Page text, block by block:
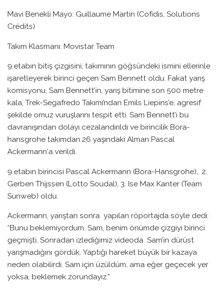
Mavi Benekli Mayo: Guillaume Martin (Cofidis, Solutions
Crédits)
Takım Klasmanı: Movistar Team
9.etabın bitiş çizgisini, takımının göğsündeki ismini ellerinle
işaretleyerek birinci geçen Sam Bennett oldu. Fakat yarış
komisyonu, Sam Bennett’in, yarış bitimine son 500 metre
kala, Trek-Segafredo Takımı’ndan Emils Liepins’e, agresif
şekilde omuz vuruşlarını tespit etti. Sam Bennett’i bu
davranışından dolayı cezalandırıldı ve birincilik Bora-
hansgrohe takımdan 26 yaşındaki Alman Pascal
Ackermann‘a verildi.
9.etabın birincisi Pascal Ackermann (Bora-Hansgrohe), 2.
Gerben Thijssen (Lotto Soudal), 3. Ise Max Kanter (Team
Sunweb) oldu.
Ackermann, yarıştan sonra yapılan röportajda söyle dedi:
“Bunu beklemiyordum. Sam, benim önümde çizgiyi birinci
geçmişti. Sonradan izlediğimiz videoda Sam’in dürüst
yarışmadığını gördük. Yaptığı hareket büyük bir kazaya
neden olabilirdi. Sam için üzüldüm, ama eğer geçecek yer
yoksa, beklemek zorundayız.”